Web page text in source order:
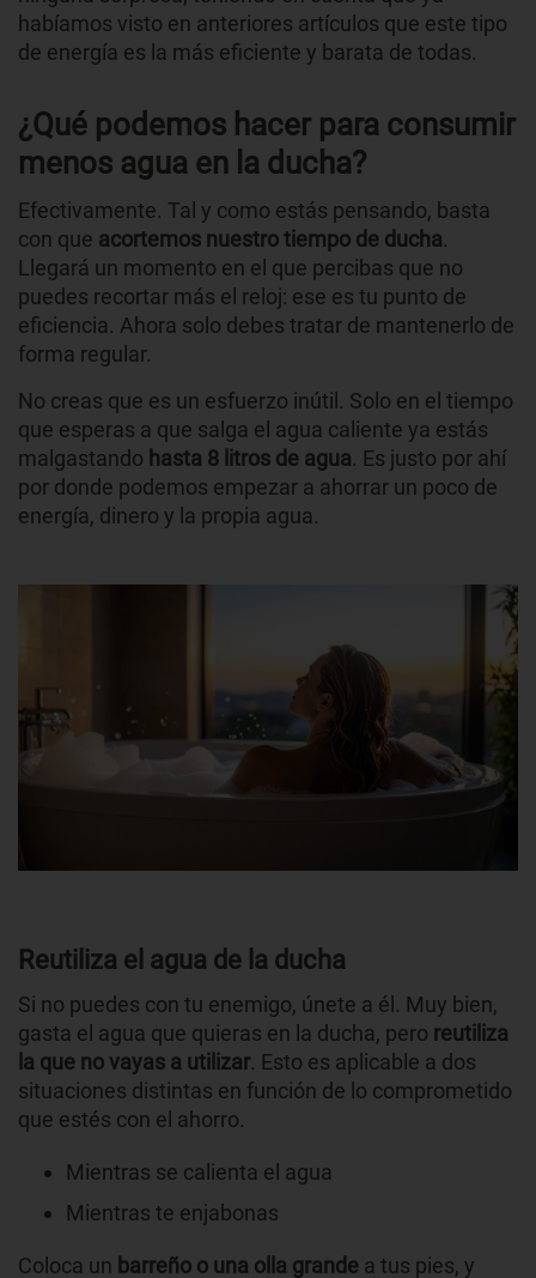
habíamos visto en anteriores artículos que este tipo
de energía es la más eficiente y barata de todas.
¿Qué podemos hacer para consumir
menos agua en la ducha?
Efectivamente. Tal y como estás pensando, basta
con que acortemos nuestro tiempo de ducha.
Llegará un momento en el que percibas que no
puedes recortar más el reloj: ese es tu punto de
eficiencia. Ahora solo debes tratar de mantenerlo de
forma regular.
No creas que es un esfuerzo inútil. Solo en el tiempo
que esperas a que salga el agua caliente ya estás
malgastando hasta 8 litros de agua. Es justo por ahí
por donde podemos empezar a ahorrar un poco de
energía, dinero y la propia agua.
Reutiliza el agua de la ducha
Si no puedes con tu enemigo, únete a él. Muy bien,
gasta el agua que quieras en la ducha, pero reutiliza
la que no vayas a utilizar. Esto es aplicable a dos
situaciones distintas en función de lo comprometido
que estés con el ahorro.
Mientras se calienta el agua
Mientras te enjabonas
Coloca un barreño o una olla grande a tus pies, y